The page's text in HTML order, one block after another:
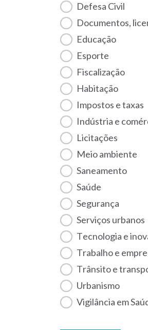
Defesa Civil
Documentos,
Educação
Esporte
Fiscalização
habitação
Impostos e taxas
Indústria e
Licitações
Meio ambiente
Saneamento
Saúde
Segurança
Serviços urbanos
Tecnologia e
Trabalho e
Trânsito e
Urbanismo
Vigilância em